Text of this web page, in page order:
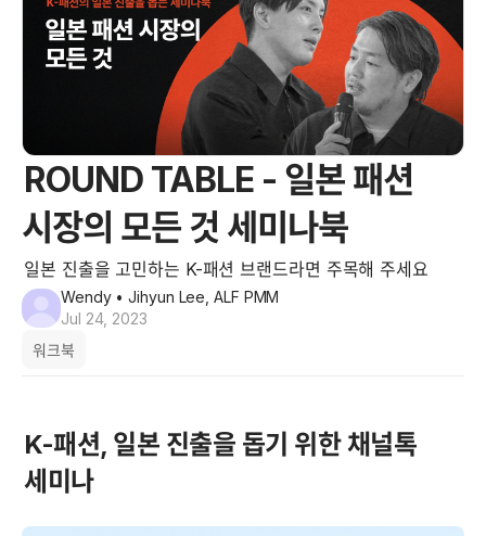
ROUND TABLE - 일본 패션
시장의 모든 것 세미나북
일본 진출을 고민하는 K-패션 브랜드라면 주목해 주세요
Wendy• Jihyun Lee, ALF PMM
Jul 24, 2023
워크북
K-패션, 일본 진출을 돕기 위한 채널톡
세미나